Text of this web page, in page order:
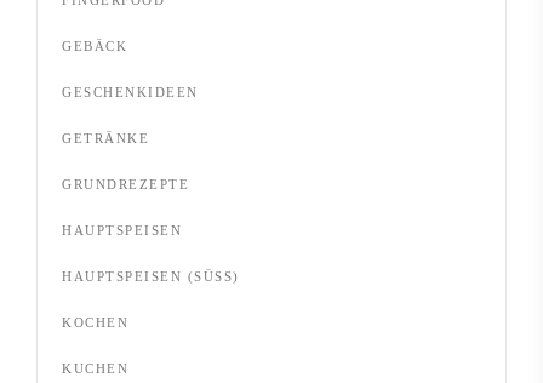
GEBÄCK
GESCHENKIDEEN
GETRÄNKE
GRUNDREZEPTE
HAUPTSPEISEN
HAUPTSPEISEN (SÜSS)
KOCHEN
KUCHEN